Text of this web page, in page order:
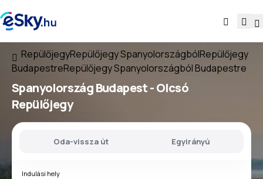
RepülőjegyRepülőjegy SpanyolországbólRepülőjegy
BudapestreRepülőjegy Spanyolországból Budapestre
Spanyolország Budapest- Olcsó
Repülőjegy
Oda-vissza út Egyirányú
Indulási hely